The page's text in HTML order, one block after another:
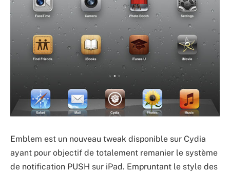
Emblem est un nouveau tweak disponible sur Cydia
ayant pour objectif de totalement remanier le système
de notification PUSH sur iPad. Empruntant le style des